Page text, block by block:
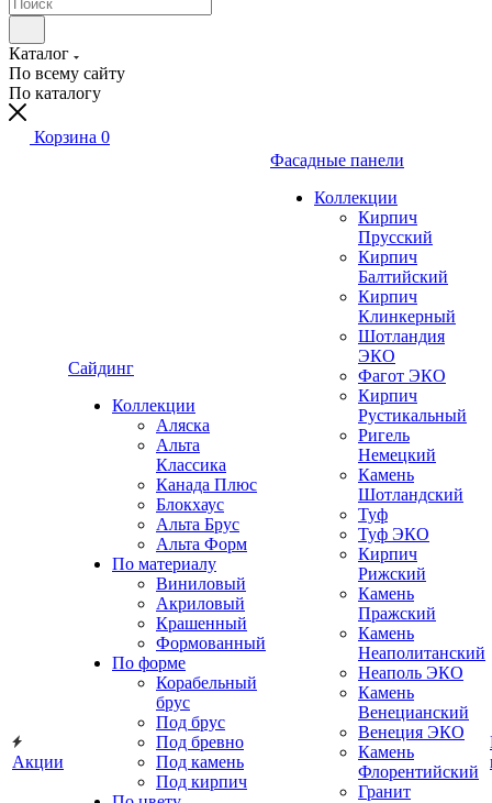
Каталог
По всему сайту
По каталогу
Корзина 0
Акции
Сайдинг
Коллекции
Аляска
Альта
Классика
Канада Плюс
Блокхаус
Альта Брус
Альта Форм
По материалу
Виниловый
Акриловый
Крашенный
Формованный
По форме
Корабельный
брус
Под брус
Под бревно
Под камень
Под кирпич
Фасадные панели
Коллекции
Кирпич
Прусский
Кирпич
Балтийский
Кирпич
Клинкерный
Шотландия
ЭКО
Фагот ЭКО
Кирпич
Рустикальный
Ригель
Немецкий
Камень
Шотландский
Туф
Туф ЭКО
Кирпич
Рижский
Камень
Пражский
Камень
Неаполитанский
Неаполь ЭКО
Камень
Венецианский
Венеция ЭКО
Камень
Флорентийский
Гранит